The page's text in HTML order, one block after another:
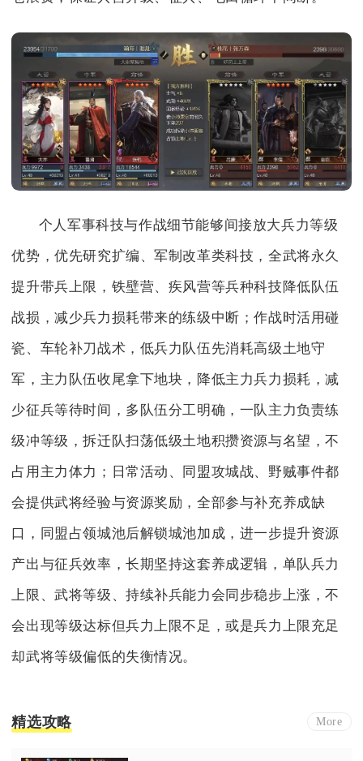
个人军事科技与作战细节能够间接放大兵力等级
优势，优先研究扩编、军制改革类科技，全武将永久
提升带兵上限，铁壁营、疾风营等兵种科技降低队伍
战损，减少兵力损耗带来的练级中断；作战时活用碰
瓷、车轮补刀战术，低兵力队伍先消耗高级土地守
军，主力队伍收尾拿下地块，降低主力兵力损耗，减
少征兵等待时间，多队伍分工明确，一队主力负责练
级冲等级，拆迁队扫荡低级土地积攒资源与名望，不
占用主力体力；日常活动、同盟攻城战、野贼事件都
会提供武将经验与资源奖励，全部参与补充养成缺
口，同盟占领城池后解锁城池加成，进一步提升资源
产出与征兵效率，长期坚持这套养成逻辑，单队兵力
上限、武将等级、持续补兵能力会同步稳步上涨，不
会出现等级达标但兵力上限不足，或是兵力上限充足
却武将等级偏低的失衡情况。
精选攻略 More